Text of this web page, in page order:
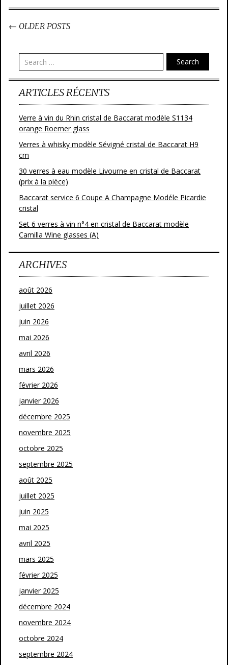
← OLDER POSTS
Search
ARTICLES RÉCENTS
Verre à vin du Rhin cristal de Baccarat modèle S1134
orange Roemer glass
Verres à whisky modèle Sévigné cristal de Baccarat H9
cm
30 verres à eau modèle Livourne en cristal de Baccarat
(prix à la pièce)
Baccarat service 6 Coupe A Champagne Modéle Picardie
cristal
Set 6 verres à vin n°4 en cristal de Baccarat modèle
Camilla Wine glasses (A)
ARCHIVES
août 2026
juillet 2026
juin 2026
mai 2026
avril 2026
mars 2026
février 2026
janvier 2026
décembre 2025
novembre 2025
octobre 2025
septembre 2025
août 2025
juillet 2025
juin 2025
mai 2025
avril 2025
mars 2025
février 2025
janvier 2025
décembre 2024
novembre 2024
octobre 2024
septembre 2024